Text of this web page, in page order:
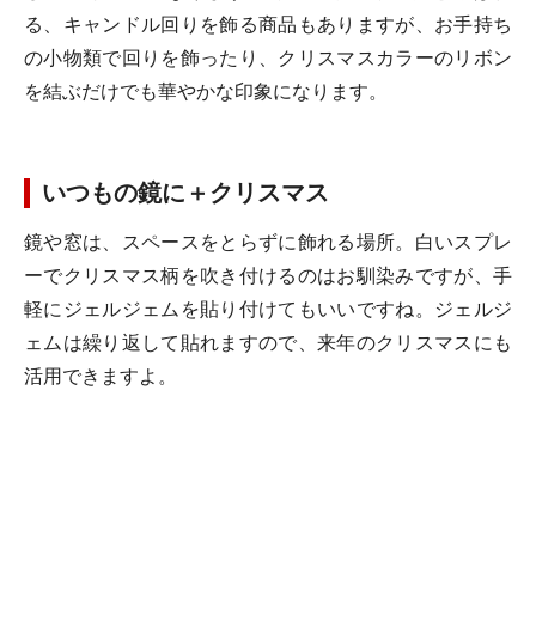
る、キャンドル回りを飾る商品もありますが、お手持ち
の小物類で回りを飾ったり、クリスマスカラーのリボン
を結ぶだけでも華やかな印象になります。
いつもの鏡に＋クリスマス
鏡や窓は、スペースをとらずに飾れる場所。白いスプレ
ーでクリスマス柄を吹き付けるのはお馴染みですが、手
軽にジェルジェムを貼り付けてもいいですね。ジェルジ
ェムは繰り返して貼れますので、来年のクリスマスにも
活用できますよ。